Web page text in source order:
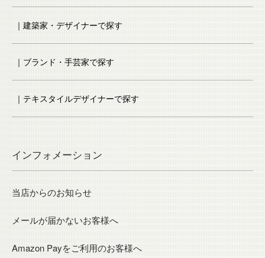
｜建築家・デザイナーで探す
｜ブランド・手芸家で探す
｜テキスタイルデザイナーで探す
インフォメーション
当店からのお知らせ
メールが届かないお客様へ
Amazon Payをご利用のお客様へ